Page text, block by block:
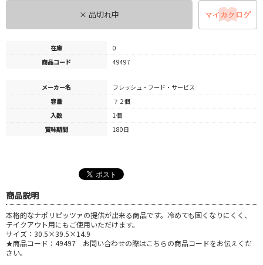
× 品切れ中
在庫
0
商品コード
49497
メーカー名
フレッシュ・フード・サービス
容量
７２個
入数
1個
賞味期間
180日
商品説明
本格的なナポリピッツァの提供が出来る商品です。冷めても固くなりにくく、
テイクアウト用にもご使用いただけます。
サイズ：30.5×39.5×14.9
★商品コード：49497 お問い合わせの際はこちらの商品コードをお伝えくだ
さい。